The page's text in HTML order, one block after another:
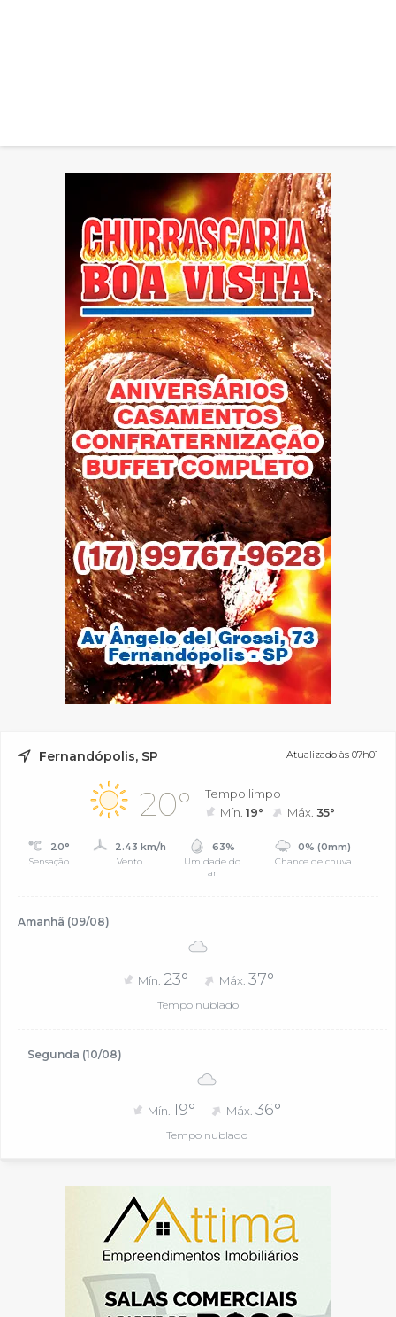
Fernandópolis, SP Atualizado às 07h01
20°
Tempo limpo
Mín.19° Máx.35°
20°
Sensação
2.43 km/h
Vento
63%
Umidade do
ar
0% (0mm)
Chance de chuva
Amanhã (09/08)
Mín. 23° Máx. 37°
Tempo nublado
Segunda (10/08)
Mín. 19° Máx.36°
Tempo nublado